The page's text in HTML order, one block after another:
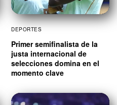
DEPORTES
Primer semifinalista de la
justa internacional de
selecciones domina en el
momento clave